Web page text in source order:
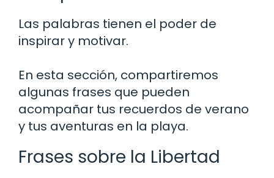
Las palabras tienen el poder de
inspirar y motivar.
En esta sección, compartiremos
algunas frases que pueden
acompañar tus recuerdos de verano
y tus aventuras en la playa.
Frases sobre la Libertad